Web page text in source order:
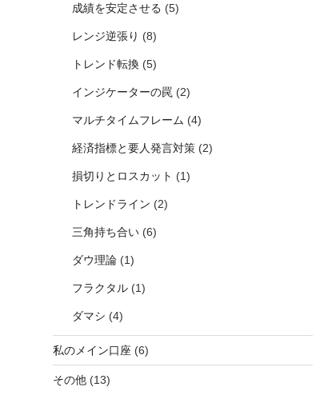
成績を安定させる (5)
レンジ逆張り (8)
トレンド転換(5)
インジケーターの罠 (2)
マルチタイムフレーム (4)
経済指標と要人発言対策(2)
損切りとロスカット (1)
トレンドライン (2)
三角持ち合い(6)
ダウ理論(1)
フラクタル(1)
ダマシ (4)
私のメイン口座 (6)
その他(13)